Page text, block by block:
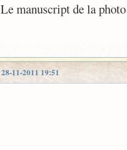
Le manuscript de la
28-11-2011 19:51